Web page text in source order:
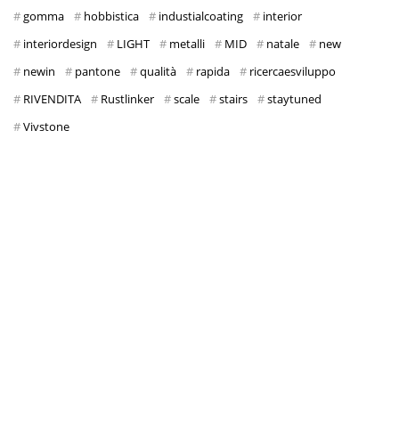
gomma
hobbistica industialcoating
interior
interiordesign
LIGHT metalli MID natale
new
newin
pantone qualità rapida
ricercaesviluppo
RIVENDITA
Rustlinker scale stairs
staytuned
Vivstone